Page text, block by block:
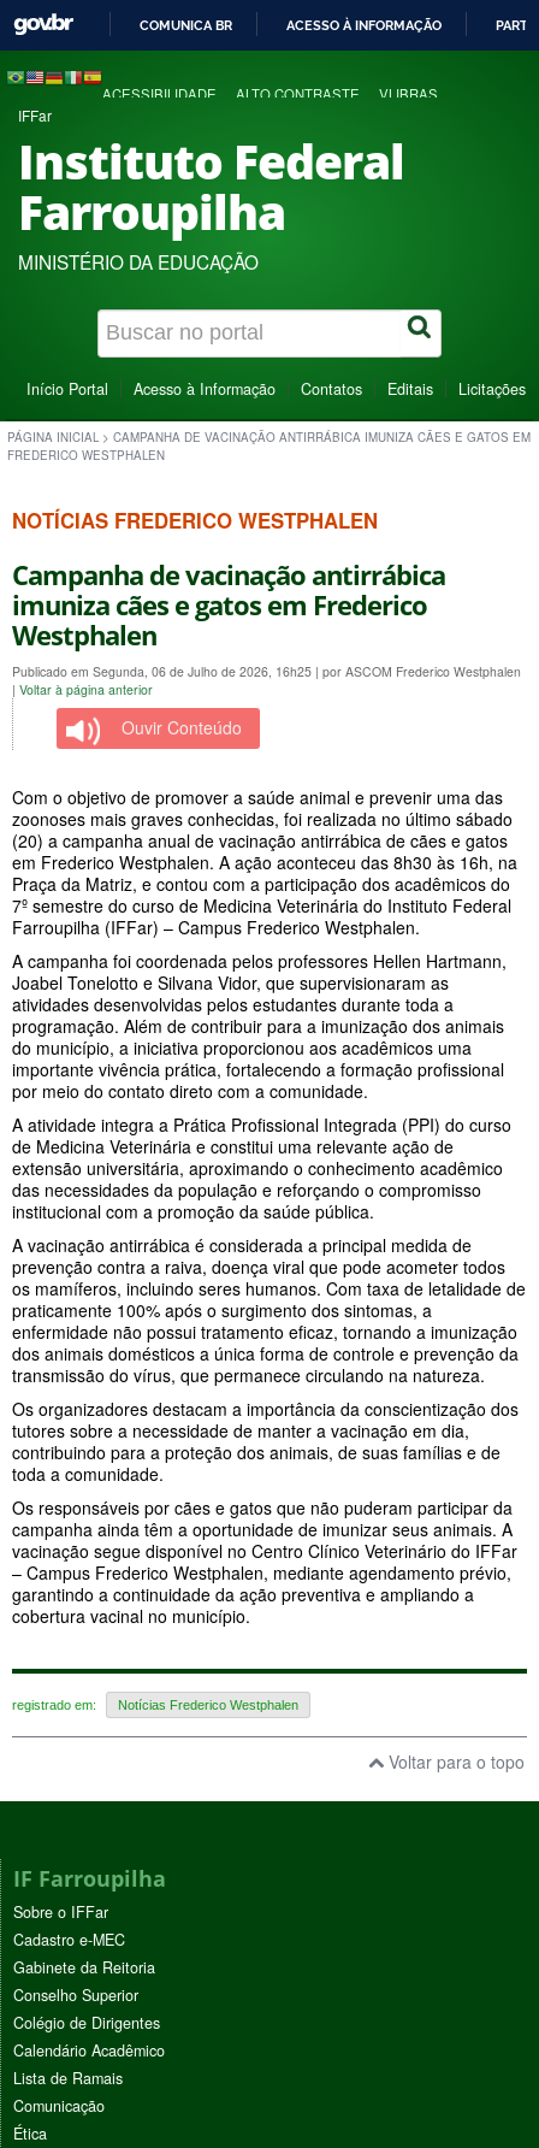
COMUNICA BR ACESSO À INFORMAÇÃO
ACESSIBILIDADE ALTO CONTRASTE VLIBRAS
IFFar
Instituto Federal
Farroupilha
MINISTÉRIO DA EDUCAÇÃO
Início Portal Acesso à Informação Contatos Editais Licitações
PÁGINA INICIAL > CAMPANHA DE VACINAÇÃO ANTIRRÁBICA IMUNIZA CÃES E GATOS EM
FREDERICO WESTPHALEN
NOTÍCIAS FREDERICO WESTPHALEN
Campanha de vacinação antirrábica
imuniza cães e gatos em Frederico
Westphalen
Publicado em Segunda, 06 de Julho de 2026, 16h25 | por ASCOM Frederico Westphalen
| Voltar à página anterior
Ouvir Conteúdo
Com o objetivo de promover a saúde animal e prevenir uma das
zoonoses mais graves conhecidas, foi realizada no último sábado
(20) a campanha anual de vacinação antirrábica de cães e gatos
em Frederico Westphalen. A ação aconteceu das 8h30 às 16h, na
Praça da Matriz, e contou com a participação dos acadêmicos do
7º semestre do curso de Medicina Veterinária do Instituto Federal
Farroupilha (IFFar) – Campus Frederico Westphalen.
A campanha foi coordenada pelos professores Hellen Hartmann,
Joabel Tonelotto e Silvana Vidor, que supervisionaram as
atividades desenvolvidas pelos estudantes durante toda a
programação. Além de contribuir para a imunização dos animais
do município, a iniciativa proporcionou aos acadêmicos uma
importante vivência prática, fortalecendo a formação profissional
por meio do contato direto com a comunidade.
A atividade integra a Prática Profissional Integrada (PPI) do curso
de Medicina Veterinária e constitui uma relevante ação de
extensão universitária, aproximando o conhecimento acadêmico
das necessidades da população e reforçando o compromisso
institucional com a promoção da saúde pública.
A vacinação antirrábica é considerada a principal medida de
prevenção contra a raiva, doença viral que pode acometer todos
os mamíferos, incluindo seres humanos. Com taxa de letalidade de
praticamente 100% após o surgimento dos sintomas, a
enfermidade não possui tratamento eficaz, tornando a imunização
dos animais domésticos a única forma de controle e prevenção da
transmissão do vírus, que permanece circulando na natureza.
Os organizadores destacam a importância da conscientização dos
tutores sobre a necessidade de manter a vacinação em dia,
contribuindo para a proteção dos animais, de suas famílias e de
toda a comunidade.
Os responsáveis por cães e gatos que não puderam participar da
campanha ainda têm a oportunidade de imunizar seus animais. A
vacinação segue disponível no Centro Clínico Veterinário do IFFar
– Campus Frederico Westphalen, mediante agendamento prévio,
garantindo a continuidade da ação preventiva e ampliando a
cobertura vacinal no município.
registrado em: Notícias Frederico Westphalen
Voltar para o topo
IF Farroupilha
Sobre o IFFar
Cadastro e-MEC
Gabinete da Reitoria
Conselho Superior
Colégio de Dirigentes
Calendário Acadêmico
Lista de Ramais
Comunicação
Ética